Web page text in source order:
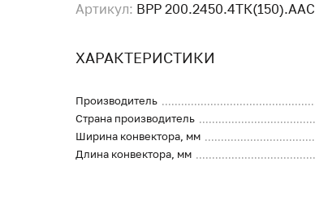
Артикул: ВРР 200.2450.4ТК(150).ААС
ХАРАКТЕРИСТИКИ
Производитель
Страна производитель
Ширина конвектора, мм
Длина конвектора, мм